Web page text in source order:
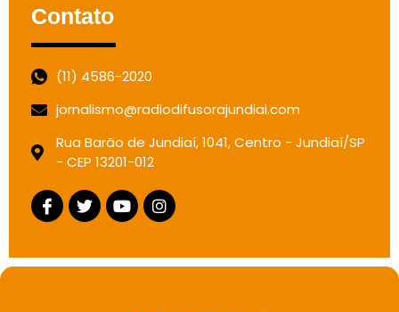
Contato
(11) 4586-2020
jornalismo@radiodifusorajundiai.com
Rua Barão de Jundiaí, 1041, Centro - Jundiaí/SP
- CEP 13201-012